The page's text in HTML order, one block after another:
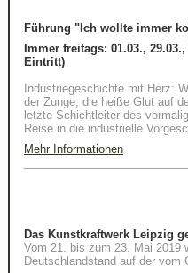
Führung "Ich wollte immer
Immer freitags: 01.03.,
Eintritt)
Industriegeschichte mit Herz:
der Zunge, die heiße Glut auf
letzte Schichtleiter des
Reise in die industrielle
Mehr Informationen
Das Kunstkraftwerk Leipzig
Vom 21. bis zum 23. Mai 2019
Deutschlandstand auf der vom